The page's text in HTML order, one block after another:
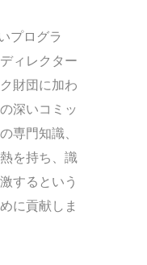
プログラ
ィレクター
財団に加わ
深いコミッ
専門知識、
を持ち、識
するという
に貢献しま